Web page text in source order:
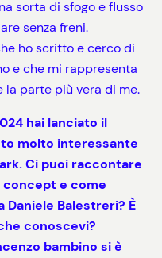
sorta di sfogo e flusso
senza freni.
ho scritto e cerco di
e che mi rappresenta
la parte più vera di me.
hai lanciato il
molto interessante
Ci puoi raccontare
concept e come
Daniele Balestreri? È
conoscevi?
bambino si è